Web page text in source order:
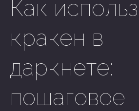
Как
кракен в
даркнете:
пошаговое